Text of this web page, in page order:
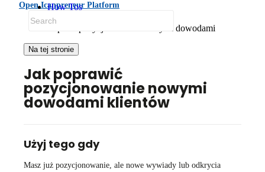
Open Icanpreneur Platform
How Tos
Popraw pozycjonowanie i GTM
Popraw pozycjonowanie nowymi dowodami
Na tej stronie
Jak poprawić
pozycjonowanie nowymi
dowodami klientów
Użyj tego gdy
Masz już pozycjonowanie, ale nowe wywiady lub odkrycia